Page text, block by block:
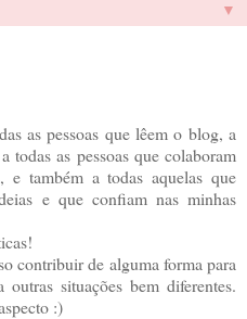
▼
as pessoas que lêem o blog, a
todas as pessoas que colaboram
e também a todas aquelas que
e que confiam nas minhas
contribuir de alguma forma para
situações bem diferentes.
:)